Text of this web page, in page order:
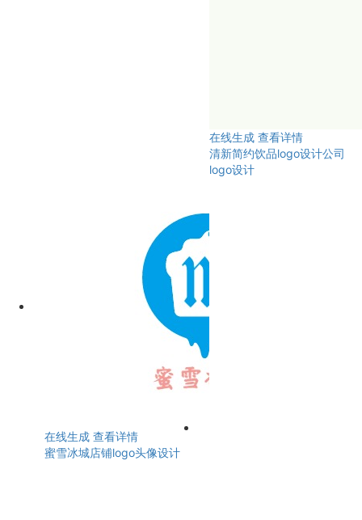
在线生成 查看详情
清新简约饮品logo设计公司
logo设计
在线生成 查看详情
蜜雪冰城店铺logo头像设计